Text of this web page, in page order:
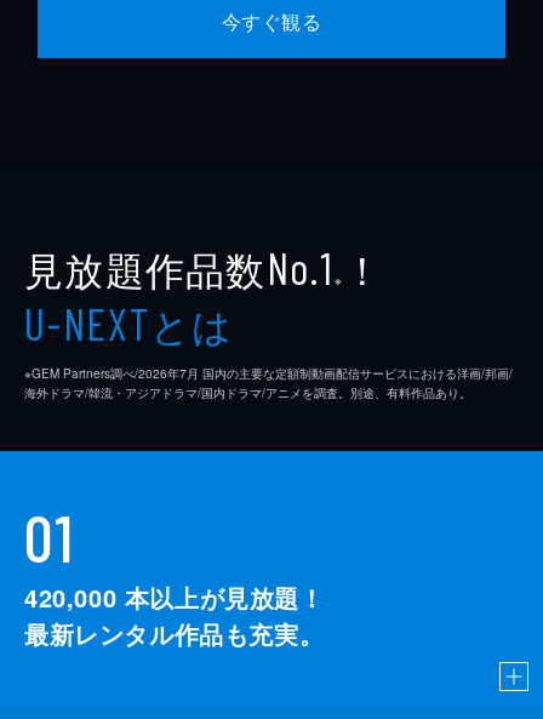
今すぐ観る
見放題作品数No.1 ※ ！
U-NEXTとは
※GEM Partners調べ/2026年7⽉ 国内の主要な定額制動画配信サービスにおける洋画/邦画/
海外ドラマ/韓流・アジアドラマ/国内ドラマ/アニメを調査。別途、有料作品あり。
01
420,000 本以上が見放題！
最新レンタル作品も充実。